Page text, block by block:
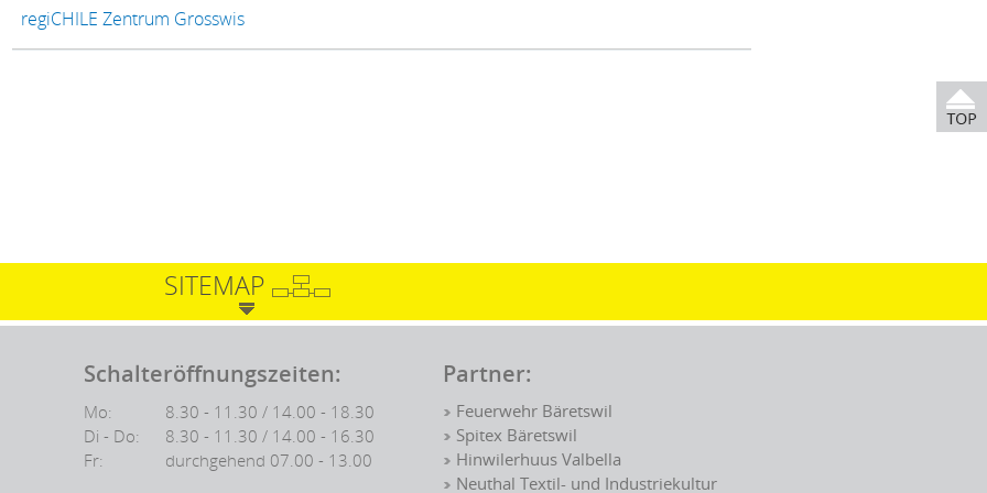
regiCHILE Zentrum Grosswis
SITEMAP
Schalteröffnungszeiten:
Mo:
8.30 - 11.30 / 14.00 - 18.30
Di - Do:
8.30 - 11.30 / 14.00 - 16.30
Fr:
durchgehend 07.00 - 13.00
Partner:
Feuerwehr Bäretswil
Spitex Bäretswil
Hinwilerhuus Valbella
Neuthal Textil- und Industriekultur